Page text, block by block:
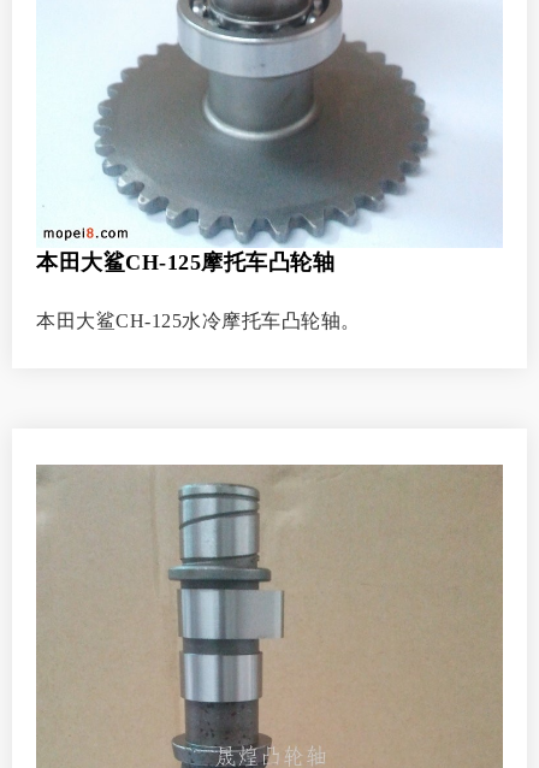
本田大鲨CH-125摩托车凸轮轴
本田大鲨CH-125水冷摩托车凸轮轴。